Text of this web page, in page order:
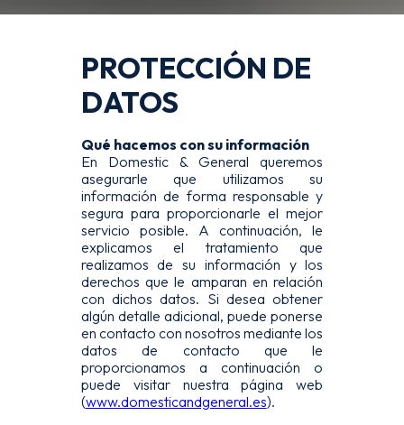
PROTECCIÓN DE
DATOS
Qué hacemos con su información
En Domestic & General queremos
asegurarle que utilizamos su
información de forma responsable y
segura para proporcionarle el mejor
servicio posible. A continuación, le
explicamos el tratamiento que
realizamos de su información y los
derechos que le amparan en relación
con dichos datos. Si desea obtener
algún detalle adicional, puede ponerse
en contacto con nosotros mediante los
datos de contacto que le
proporcionamos a continuación o
puede visitar nuestra página web
(www.domesticandgeneral.es).